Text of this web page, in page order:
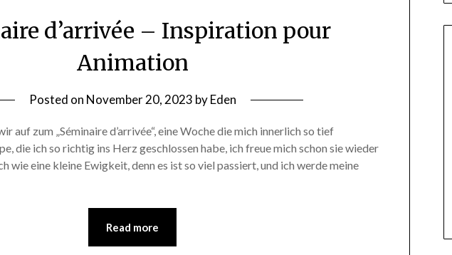
d’arrivée – Inspiration pour
Animation
Posted on November 20, 2023 byEden
auf zum „Séminaire d’arrivée“, eine Woche die mich innerlich so tief
die ich so richtig ins Herz geschlossen habe, ich freue mich schon sie wieder
wie eine kleine Ewigkeit, denn es ist so viel passiert, und ich werde meine
Read more